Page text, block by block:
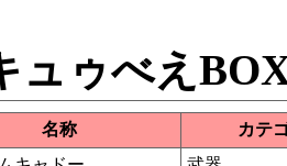
ュゥべえ
名称
カテ